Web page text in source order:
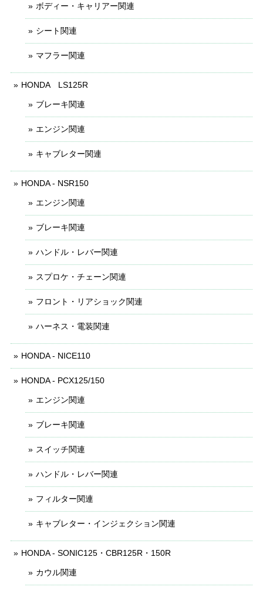
ボディー・キャリアー関連
シート関連
マフラー関連
HONDA LS125R
ブレーキ関連
エンジン関連
キャブレター関連
HONDA - NSR150
エンジン関連
ブレーキ関連
ハンドル・レバー関連
スプロケ・チェーン関連
フロント・リアショック関連
ハーネス・電装関連
HONDA - NICE110
HONDA - PCX125/150
エンジン関連
ブレーキ関連
スイッチ関連
ハンドル・レバー関連
フィルター関連
キャブレター・インジェクション関連
HONDA - SONIC125・CBR125R・150R
カウル関連